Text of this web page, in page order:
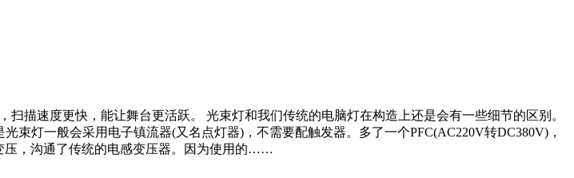
描速度更快，能让舞台更活跃。 光束灯和我们传统的电脑灯在构造上还是会有一些细节的区别。
灯一般会采用电子镇流器(又名点灯器)，不需要配触发器。多了一个PFC(AC220V转DC380V)，
压，沟通了传统的电感变压器。因为使用的……